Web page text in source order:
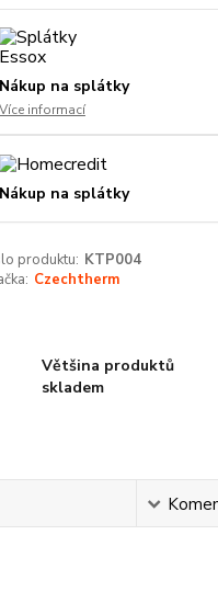
Nákup na splátky
Více informací
Nákup na splátky
produktu: KTP004
Czechtherm
Většina produktů
skladem